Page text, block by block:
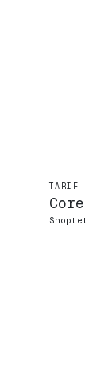
TARIF
Core
Shoptet